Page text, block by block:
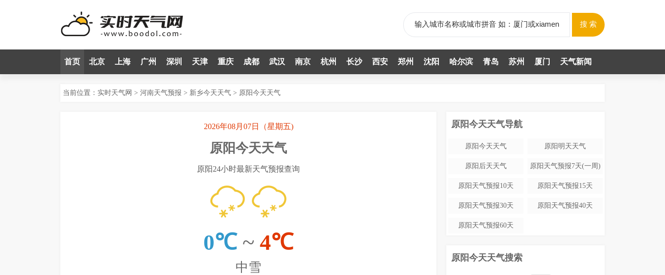
首页 北京 上海 广州 深圳 天津 重庆 成都 武汉 南京 杭州 长沙 西安 郑州 沈阳 哈尔滨 青岛 苏州 厦门 天气新闻
当前位置： 实时天气网 > 河南天气预报 > 新乡今天天气 > 原阳今天天气
2026年08月07日（星期五)
原阳今天天气
原阳24小时最新天气预报查询
0℃~ 4℃
中雪
原阳今天天气导航
原阳今天天气 原阳明天天气
原阳后天天气 原阳天气预报7天(一周)
原阳天气预报10天 原阳天气预报15天
原阳天气预报30天 原阳天气预报40天
原阳天气预报60天
原阳今天天气搜索